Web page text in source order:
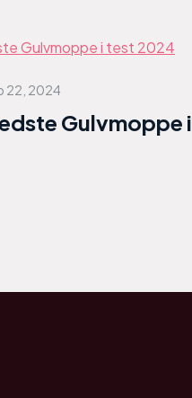
22, 2024
Gulvmoppe i